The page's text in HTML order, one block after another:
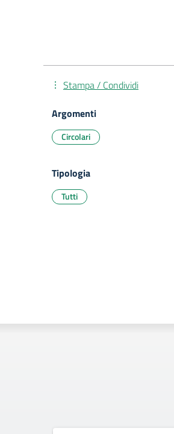
Stampa / Condividi
Argomenti
Circolari
Tipologia
Tutti